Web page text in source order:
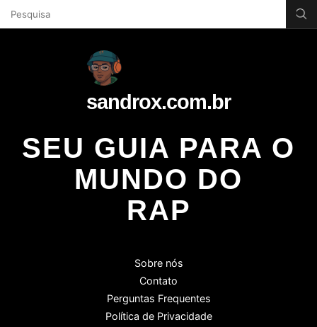
sandrox.com.br
SEU GUIA PARA O
MUNDO DO
RAP
Sobre nós
Contato
Perguntas Frequentes
Política de Privacidade